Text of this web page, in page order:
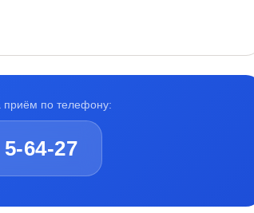
приём по телефону:
64-27